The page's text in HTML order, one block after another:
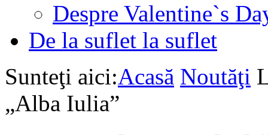
Despre Valentine`s
De la suflet la suflet
Sunteţi aici:Acasă Noutăţi
„Alba Iulia”